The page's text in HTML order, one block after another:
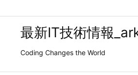
最新IT技術情報
Coding Changes the World